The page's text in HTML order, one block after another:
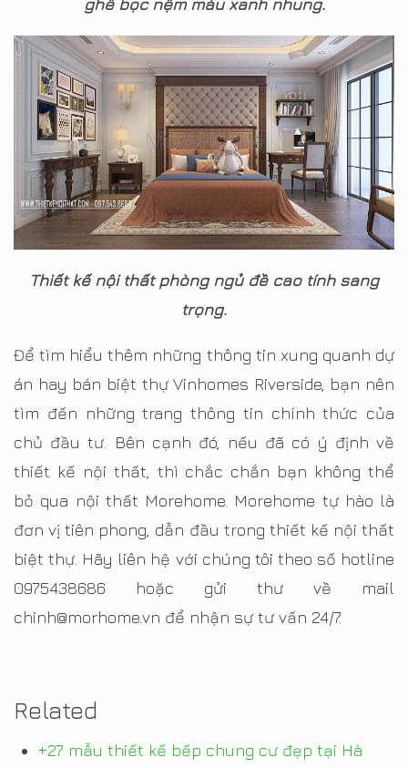
Thiết kế nội thất phòng ngủ đề cao tính sang
trọng.
Để tìm hiểu thêm những thông tin xung quanh dự
án hay bán biệt thự Vinhomes Riverside, bạn nên
tìm đến những trang thông tin chính thức của
chủ đầu tư. Bên cạnh đó, nếu đã có ý định về
thiết kế nội thất, thì chắc chắn bạn không thể
bỏ qua nội thất Morehome. Morehome tự hào là
đơn vị tiên phong, dẫn đầu trong thiết kế nội thất
biệt thự. Hãy liên hệ với chúng tôi theo số hotline
0975438686 hoặc gửi thư về mail
chinh@morhome.vn để nhận sự tư vấn 24/7.
Related
+27 mẫu thiết kế bếp chung cư đẹp tại Hà